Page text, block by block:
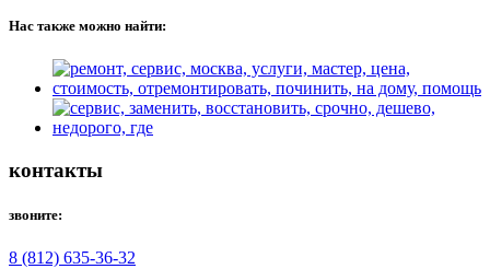
Нас также можно найти:
контакты
звоните:
8 (812) 635-36-32